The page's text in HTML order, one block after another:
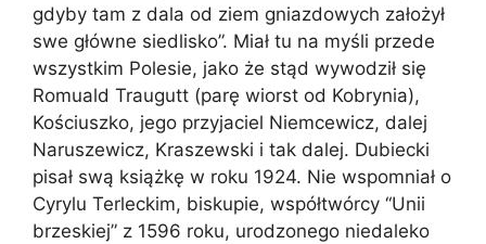
gdyby tam z dala od ziem gniazdowych założył
swe główne siedlisko”. Miał tu na myśli przede
wszystkim Polesie, jako że stąd wywodził się
Romuald Traugutt (parę wiorst od Kobrynia),
Kościuszko, jego przyjaciel Niemcewicz, dalej
Naruszewicz, Kraszewski i tak dalej. Dubiecki
pisał swą książkę w roku 1924. Nie wspomniał o
Cyrylu Terleckim, biskupie, współtwórcy “Unii
brzeskiej” z 1596 roku, urodzonego niedaleko